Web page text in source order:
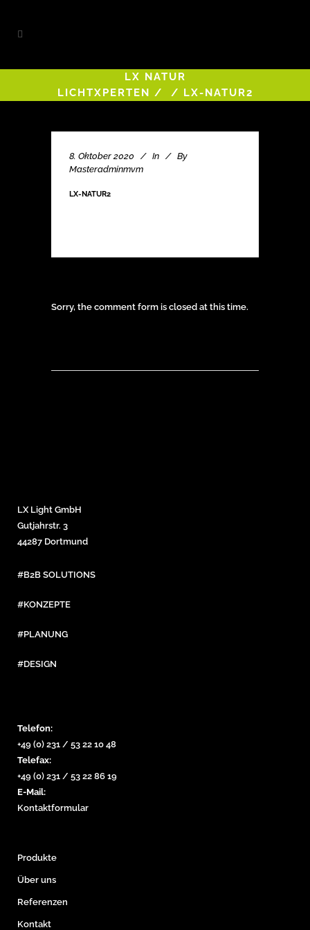
LX NATUR
LICHTXPERTEN / / LX-NATUR2
8. Oktober 2020 In
By
Masteradminmvm
LX-NATUR2
Sorry, the comment form is closed at this time.
LX Light GmbH
Gutjahrstr. 3
44287 Dortmund
#B2B SOLUTIONS
#KONZEPTE
#PLANUNG
#DESIGN
Telefon:
+49 (0) 231 / 53 22 10 48
Telefax:
+49 (0) 231 / 53 22 86 19
E-Mail:
Kontaktformular
Produkte
Über uns
Referenzen
Kontakt